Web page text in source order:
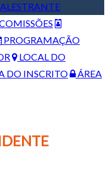
PROGRAMAÇÃO
LOCAL DO
DO INSCRITO
ÁREA